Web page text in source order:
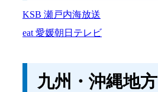
KSB 瀬戸内海放送
eat 愛媛朝日テレビ
九州・沖縄地方